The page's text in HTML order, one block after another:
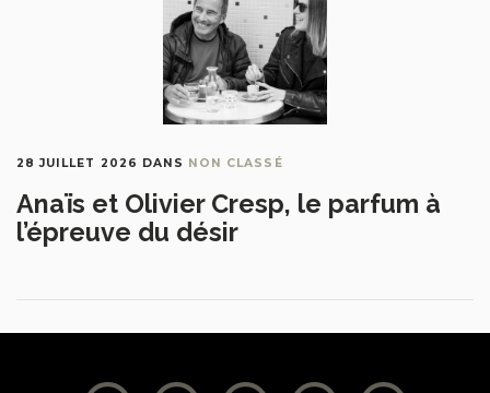
28 JUILLET 2026 DANS NON CLASSÉ
Anaïs et Olivier Cresp, le parfum à
l’épreuve du désir